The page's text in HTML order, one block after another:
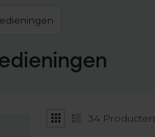
34 Producten